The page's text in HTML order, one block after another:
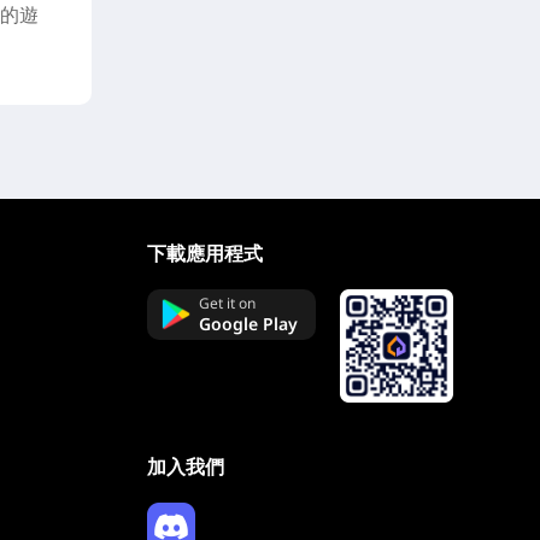
遊
下載應用程式
Get it on
Google Play
加入我們